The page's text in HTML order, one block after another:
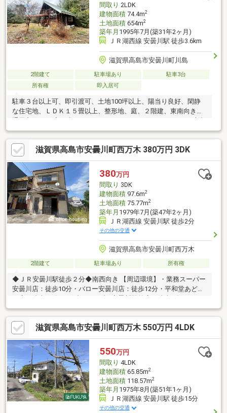
間取り 2LDK
建物面積74.4m2
土地面積654m2
築年月 1995年7月(築31年2ヶ月)
ＪＲ湖西線 安曇川駅 徒歩3.6km
滋賀県高島市安曇川町川島
2階建て 駐車場あり
駐車3台
所有権
即入居可
駐車３台以上可、即引渡可、土地100坪以上、陽当り良好、閑静
な住宅地、ＬＤＫ１５畳以上、整形地、庭、２階建、東南向き、
全域、大津市、高島市を中心とした中心とした地域密着型の不動
産業者です。・新築・中古・土地・マンション・リフォーム・建
築・別荘・田畑・事業用地・店舗用地・住み替えの相談など、お
気軽にご相談下さい！！お家のことでお困りのことがあれば、ぜ
ひアフターホームへ！
滋賀県高島市安曇川町西万木 380万円 3DK
380万円
間取り 3DK
建物面積97.6m2
土地面積75.77m2
築年月 1979年7月(築47年2ヶ月)
ＪＲ湖西線 安曇川駅 徒歩2分
その他の交通
滋賀県高島市安曇川町西万木
2階建て 駐車場あり 所有権
◆ＪＲ安曇川駅徒歩２分◆南西向き 【周辺環境】・業務スーパー
安曇川店：徒歩10分・バロー安曇川店：徒歩12分・平和堂あどが
わ店：徒歩15分・セブンイレブン安曇川駅前店：徒歩6分・ディ
スカウントドラッグコスモス安曇川店：徒歩10分・アヤハディオ
安曇川店：徒歩10分・高島市立安曇小学校：徒歩10分・中央ユニ
バーサルこども園中央幼稚園：徒歩12分・安曇川郵便局：徒歩4
分※隣地も同時に販売中。詳しくは担当者にお問合せ下さい。※令
和8年度固定資産税：22053円※接面 テープ測量：約4.6ｍ
滋賀県高島市安曇川町西万木 550万円 4LDK
550万円
間取り 4LDK
建物面積65.85m2
土地面積118.57m2
築年月 1975年8月(築51年1ヶ月)
ＪＲ湖西線 安曇川駅 徒歩15分
その他の交通